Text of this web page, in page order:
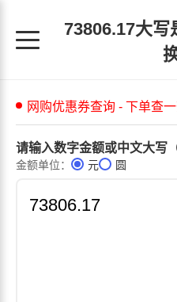
73806.17大写
请输入数字金额或中文大写
金额单位： 元 圆